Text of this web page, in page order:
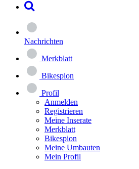
Nachrichten
Merkblatt
Bikespion
Profil
Anmelden
Registrieren
Meine Inserate
Merkblatt
Bikespion
Meine Umbauten
Mein Profil